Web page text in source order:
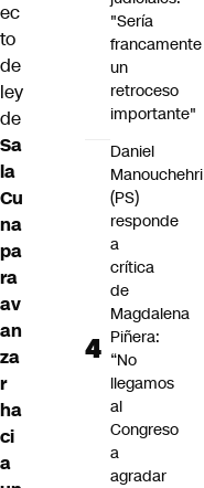
ec
to
de
ley
de
Sa
la
Cu
na
pa
ra
av
an
za
r
ha
ci
a
"Sería
francamente
un
retroceso
importante"
Daniel
Manouchehri
(PS)
responde
a
crítica
de
Magdalena
Piñera:
“No
llegamos
al
Congreso
a
agradar